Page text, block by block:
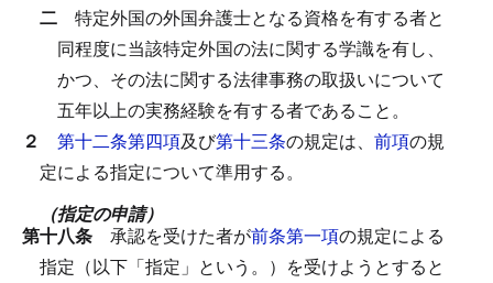
二 特定外国の外国弁護士となる資格を有する者と
同程度に当該特定外国の法に関する学識を有し、
かつ、その法に関する法律事務の取扱いについて
五年以上の実務経験を有する者であること。
２ 第十二条第四項及び第十三条の規定は、 前項の規
定による指定について準用する。
（指定の申請）
第十八条 承認を受けた者が前条第一項の規定による
指定（以下「指定」という。）を受けようとすると